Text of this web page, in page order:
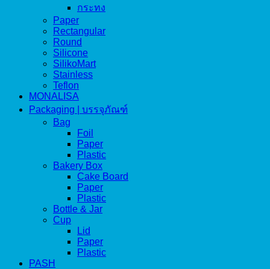
กระทง
Paper
Rectangular
Round
Silicone
SilikoMart
Stainless
Teflon
MONALISA
Packaging | บรรจุภัณฑ์
Bag
Foil
Paper
Plastic
Bakery Box
Cake Board
Paper
Plastic
Bottle & Jar
Cup
Lid
Paper
Plastic
PASH